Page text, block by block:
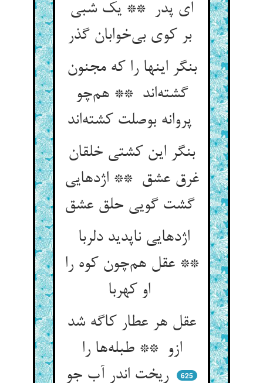
ای پدر ** یک شبی
بر کوی بی‌خوابان گذر
بنگر اینها را که مجنون
گشته‌اند ** هم‌چو
بنگر این کشتی خلقان
غرق عشق ** اژدهایی
گشت گویی حلق عشق
اژدهایی ناپدید دلربا
** عقل هم‌چون کوه را
عقل هر عطار کاگه شد
ازو ** طبله‌ها را
625